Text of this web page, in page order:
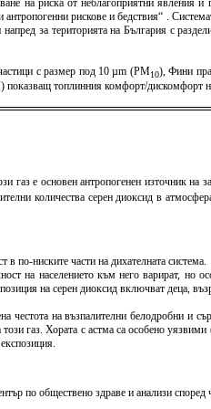
на риска от неблагоприятни явления
рискове и бедствия“ .
за територията на България с
с размер под 10 µm (PM10), Фини
показващ топлинния комфорт/дискомфорт
газ е основен антропогенен източник на
количества серен диоксид в
по-ниските части на дихателната система.
на населението към него варират, но
на серен диоксид включват деца,
на възпалителни белодробни и
газ. Хората с астма са особено
по обществено здраве и анализи